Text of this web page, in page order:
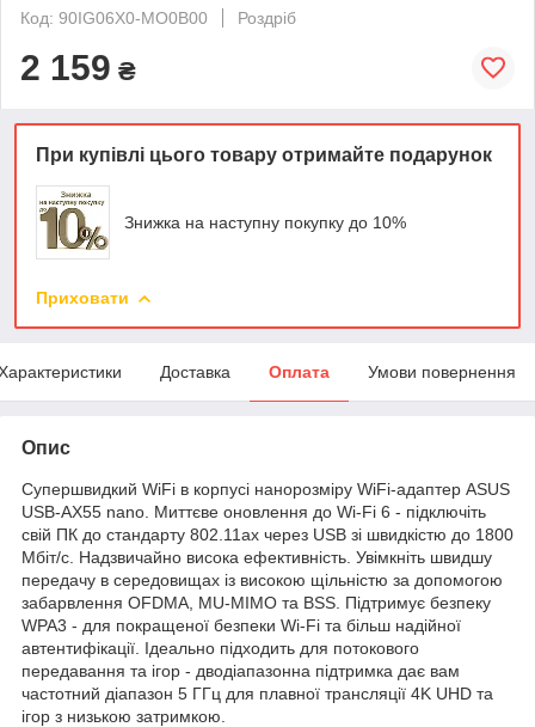
Код: 90IG06X0-MO0B00
Роздріб
2 159 ₴
При купівлі цього товару отримайте подарунок
Знижка на наступну покупку до 10%
Приховати
Доставка Оплата Умови повернення
Опис
Супершвидкий WiFi в корпусі нанорозміру WiFi-адаптер ASUS
USB-AX55 nano. Миттєве оновлення до Wi-Fi 6 - підключіть
свій ПК до стандарту 802.11ax через USB зі швидкістю до 1800
Мбіт/с. Надзвичайно висока ефективність. Увімкніть швидшу
передачу в середовищах із високою щільністю за допомогою
забарвлення OFDMA, MU-MIMO та BSS. Підтримує безпеку
WPA3 - для покращеної безпеки Wi-Fi та більш надійної
автентифікації. Ідеально підходить для потокового
передавання та ігор - дводіапазонна підтримка дає вам
частотний діапазон 5 ГГц для плавної трансляції 4K UHD та
ігор з низькою затримкою.